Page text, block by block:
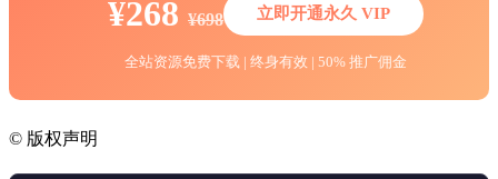
¥268 ¥698 立即开通永久 VIP
全站资源免费下载 | 终身有效 | 50% 推广佣金
© 版权声明